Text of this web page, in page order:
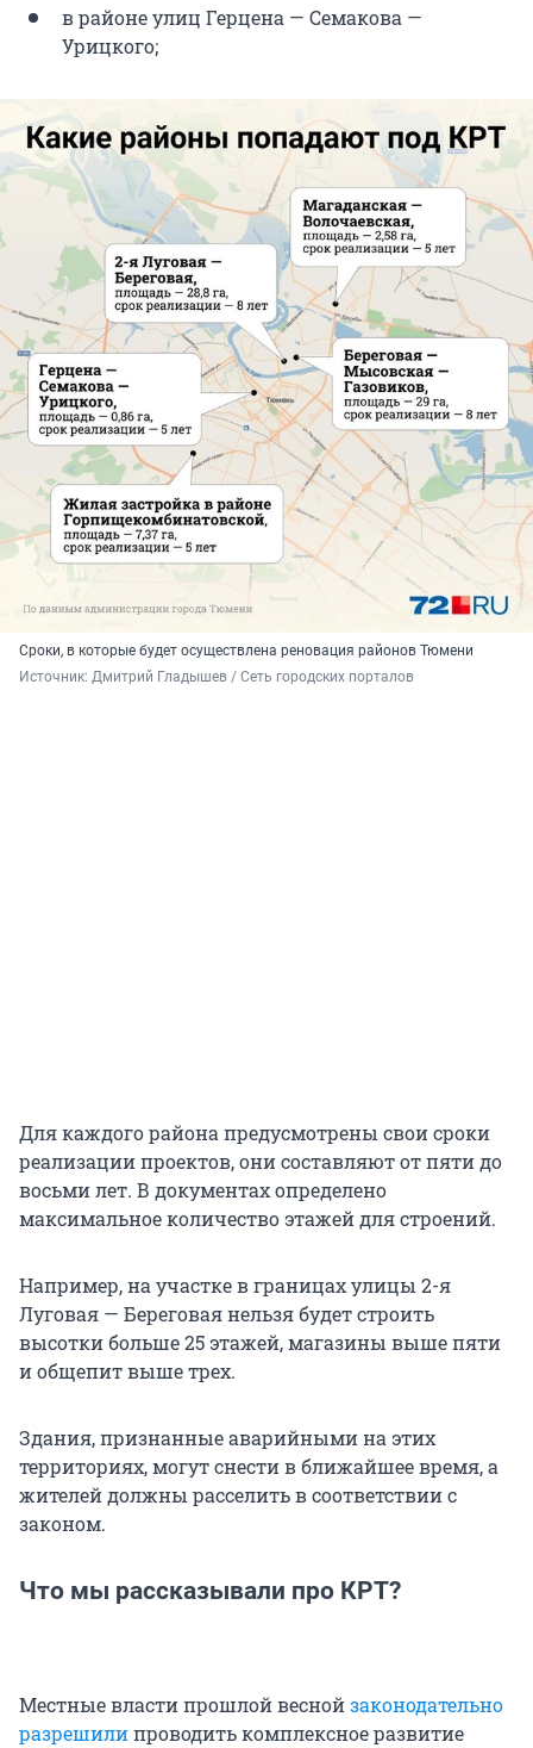
в районе улиц Герцена — Семакова —
Урицкого;
Сроки, в которые будет осуществлена реновация районов Тюмени
Источник: Дмитрий Гладышев / Сеть городских порталов
Для каждого района предусмотрены свои сроки
реализации проектов, они составляют от пяти до
восьми лет. В документах определено
максимальное количество этажей для строений.
Например, на участке в границах улицы 2-я
Луговая — Береговая нельзя будет строить
высотки больше 25 этажей, магазины выше пяти
и общепит выше трех.
Здания, признанные аварийными на этих
территориях, могут снести в ближайшее время, а
жителей должны расселить в соответствии с
законом.
Что мы рассказывали про КРТ?
Местные власти прошлой веснойзаконодательно
разрешилипроводить комплексное развитие